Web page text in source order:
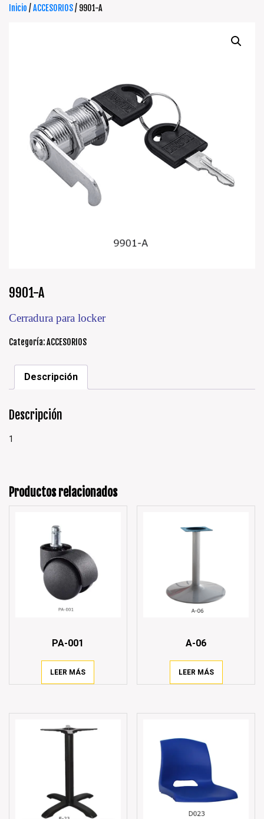
Inicio /ACCESORIOS/ 9901-A
9901-A
Cerradura para locker
Categoría:ACCESORIOS
Descripción
Descripción
1
Productos relacionados
PA-001
LEER MÁS
A-06
LEER MÁS